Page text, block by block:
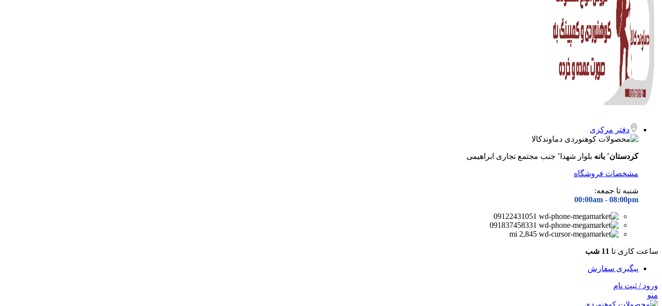
دفتر مرکزی
کردستان٬ بانه بلوار شهدا٬ جنب مجتمع تجاری ابراهیمی
مشخصات فروشگاه
شنبه تا جمعه:
00:00am - 08:00pm
09122431051
091837458331
2,845 mi
ساعت کاری تا 11 شب
پیگیری سفارش
ورود / ثبت نام
منو